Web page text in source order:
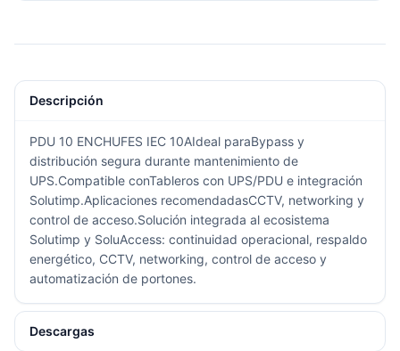
Descripción
PDU 10 ENCHUFES IEC 10AIdeal paraBypass y
distribución segura durante mantenimiento de
UPS.Compatible conTableros con UPS/PDU e integración
Solutimp.Aplicaciones recomendadasCCTV, networking y
control de acceso.Solución integrada al ecosistema
Solutimp y SoluAccess: continuidad operacional, respaldo
energético, CCTV, networking, control de acceso y
automatización de portones.
Descargas